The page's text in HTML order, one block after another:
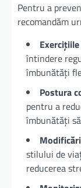
Pentru a
recomandăm
întindere
îmbunătăți
Postura
pentru a
îmbunătăți
stilului de
reducerea